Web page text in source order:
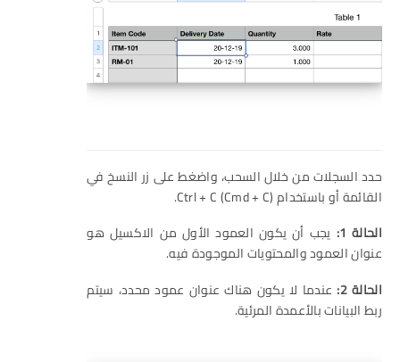
حدد السجلات من خلال السحب، واضغط على زر النسخ في
القائمة أو باستخدام Ctrl + C (Cmd + C).
الحالة 1:
يجب أن يكون العمود الأول من الاكسيل هو
عنوان العمود والمحتويات الموجودة فيه.
الحالة 2:
عندما لا يكون هناك عنوان عمود محدد، سيتم
ربط البيانات بالأعمدة المرئية.